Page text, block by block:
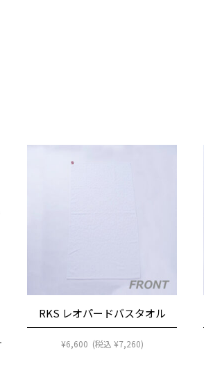
RKS レオパードバスタオル
¥6,600 (税込 ¥7,260)